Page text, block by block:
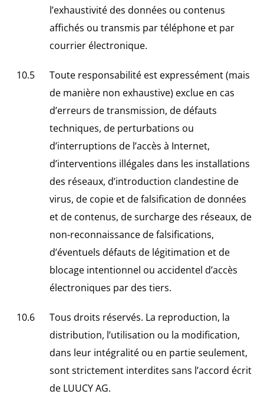
l’exhaustivité des données ou contenus
affichés ou transmis par téléphone et par
courrier électronique.
Toute responsabilité est expressément (mais
de manière non exhaustive) exclue en cas
d’erreurs de transmission, de défauts
techniques, de perturbations ou
d’interruptions de l’accès à Internet,
d’interventions illégales dans les installations
des réseaux, d’introduction clandestine de
virus, de copie et de falsification de données
et de contenus, de surcharge des réseaux, de
non-reconnaissance de falsifications,
d’éventuels défauts de légitimation et de
blocage intentionnel ou accidentel d’accès
électroniques par des tiers.
Tous droits réservés. La reproduction, la
distribution, l’utilisation ou la modification,
dans leur intégralité ou en partie seulement,
sont strictement interdites sans l’accord écrit
de LUUCY AG.